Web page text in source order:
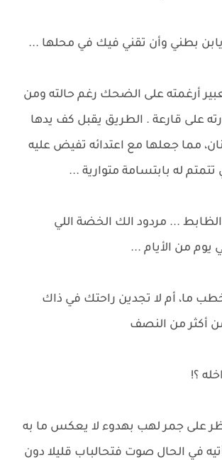
بطني وأن تقني فيك في محلها ...
أرغمته على الضحك رغم حالته ومن
على قارعة . الطريق يقبل كف يدها
مما جعلها مع اعتدائه تفيض عليه
تتمتم له بابتسامة متوارية ...
... مردود الك الخضة اللي
من الأيام ...
ما، أم لا تجدين راحتك في ذاك
أكثر من النصف
؟!
على جمر لهب بهدوء لا يعكس ما به
في الحال صوت فتحالباب قليلا دون